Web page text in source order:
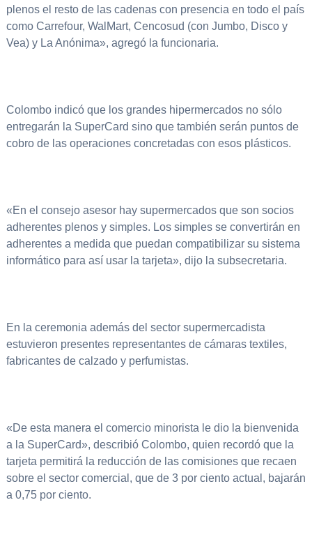
plenos el resto de las cadenas con presencia en todo el país
como Carrefour, WalMart, Cencosud (con Jumbo, Disco y
Vea) y La Anónima», agregó la funcionaria.
Colombo indicó que los grandes hipermercados no sólo
entregarán la SuperCard sino que también serán puntos de
cobro de las operaciones concretadas con esos plásticos.
«En el consejo asesor hay supermercados que son socios
adherentes plenos y simples. Los simples se convertirán en
adherentes a medida que puedan compatibilizar su sistema
informático para así usar la tarjeta», dijo la subsecretaria.
En la ceremonia además del sector supermercadista
estuvieron presentes representantes de cámaras textiles,
fabricantes de calzado y perfumistas.
«De esta manera el comercio minorista le dio la bienvenida
a la SuperCard», describió Colombo, quien recordó que la
tarjeta permitirá la reducción de las comisiones que recaen
sobre el sector comercial, que de 3 por ciento actual, bajarán
a 0,75 por ciento.